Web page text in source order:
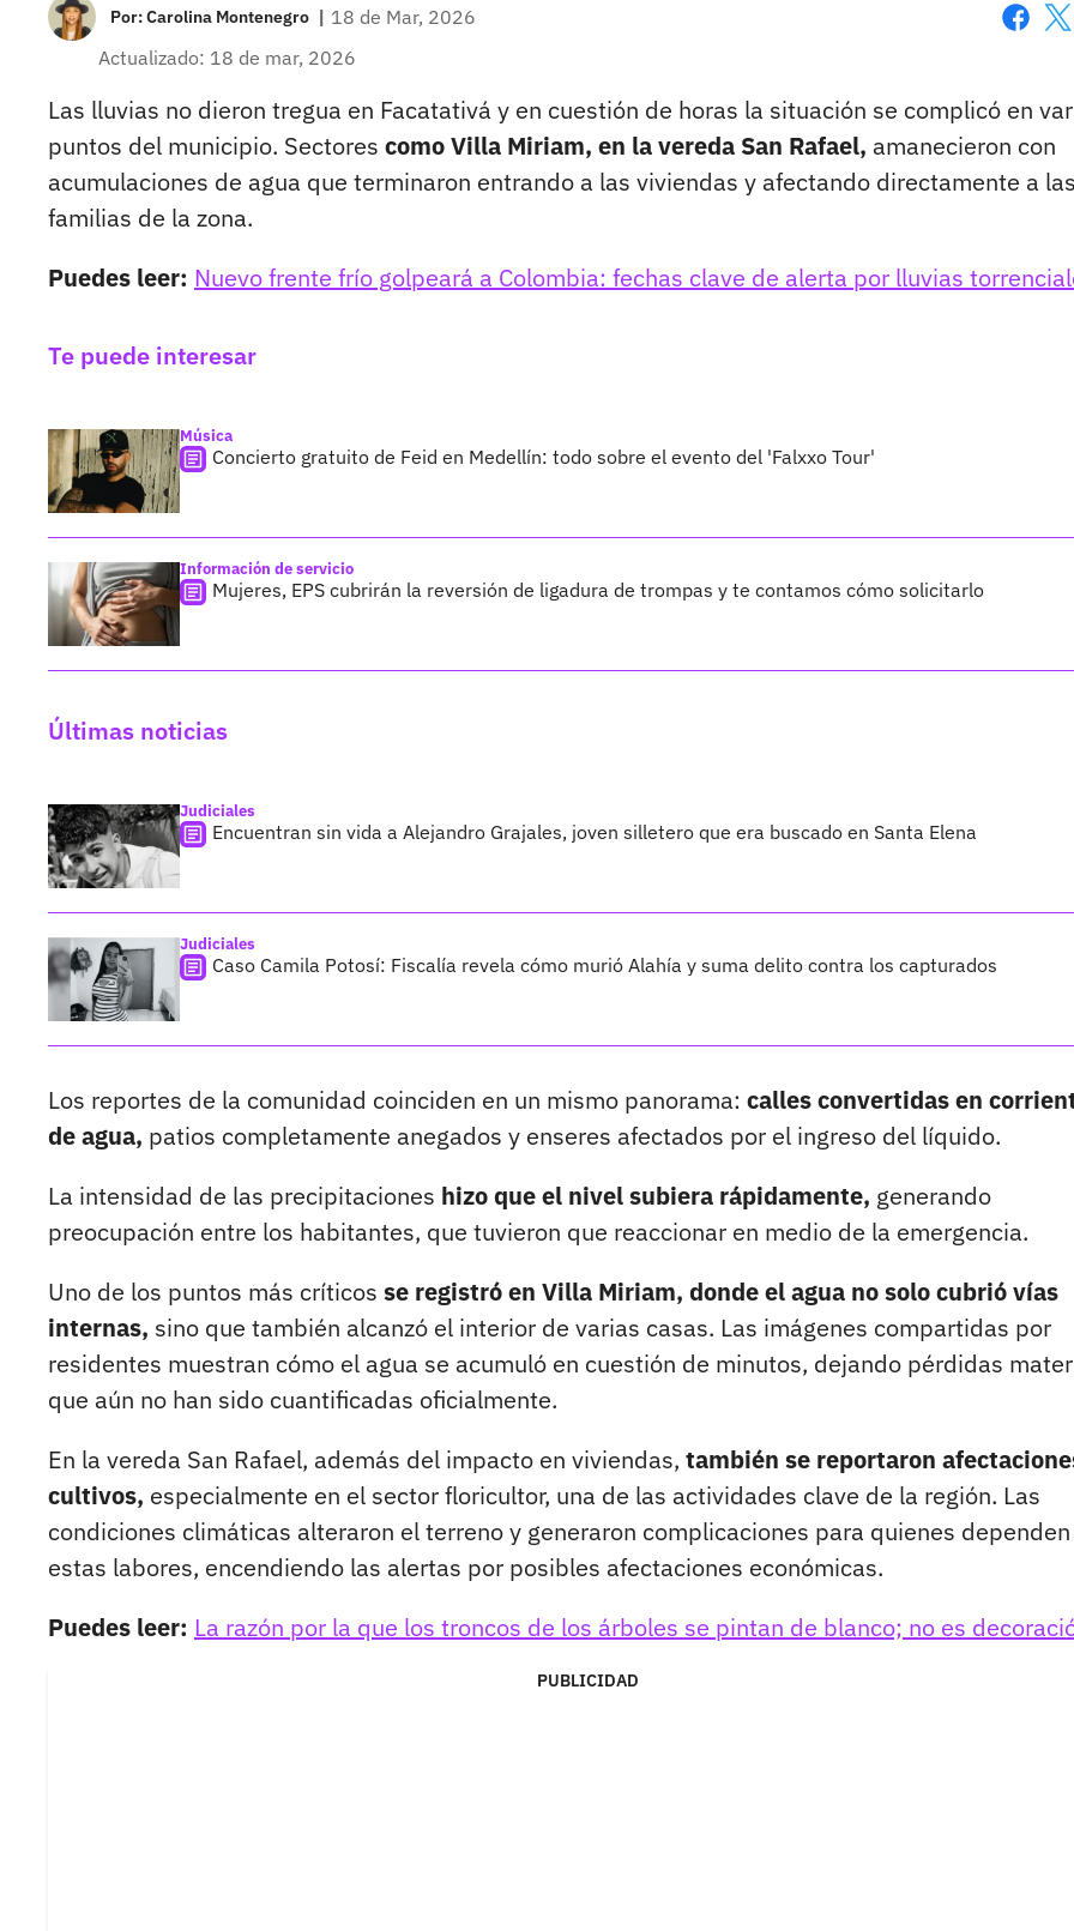
Por:Carolina Montenegro | 18 de Mar, 2026
Actualizado: 18 de mar, 2026
Las lluvias no dieron tregua en Facatativá y en cuestión de horas la situación se complicó en
puntos del municipio. Sectores como Villa Miriam, en la vereda San Rafael, amanecieron con
acumulaciones de agua que terminaron entrando a las viviendas y afectando directamente a
familias de la zona.
Puedes leer: Nuevo frente frío golpeará a Colombia: fechas clave de alerta por lluvias
Te puede interesar
Música
Concierto gratuito de Feid en Medellín: todo sobre el evento del 'Falxxo Tour'
Información de servicio
Mujeres, EPS cubrirán la reversión de ligadura de trompas y te contamos cómo solicitarlo
Últimas noticias
Judiciales
Encuentran sin vida a Alejandro Grajales, joven silletero que era buscado en Santa Elena
Judiciales
Caso Camila Potosí: Fiscalía revela cómo murió Alahía y suma delito contra los capturados
Los reportes de la comunidad coinciden en un mismo panorama: calles convertidas en
de agua, patios completamente anegados y enseres afectados por el ingreso del líquido.
La intensidad de las precipitaciones hizo que el nivel subiera rápidamente, generando
preocupación entre los habitantes, que tuvieron que reaccionar en medio de la emergencia.
Uno de los puntos más críticos se registró en Villa Miriam, donde el agua no solo cubrió vías
internas, sino que también alcanzó el interior de varias casas. Las imágenes compartidas por
residentes muestran cómo el agua se acumuló en cuestión de minutos, dejando pérdidas
que aún no han sido cuantificadas oficialmente.
En la vereda San Rafael, además del impacto en viviendas, también se reportaron
cultivos, especialmente en el sector floricultor, una de las actividades clave de la región. Las
condiciones climáticas alteraron el terreno y generaron complicaciones para quienes
estas labores, encendiendo las alertas por posibles afectaciones económicas.
Puedes leer: La razón por la que los troncos de los árboles se pintan de blanco; no es
PUBLICIDAD